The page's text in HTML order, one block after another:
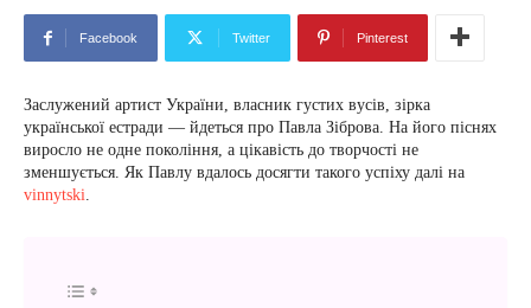
Facebook Twitter Pinterest
Заслужений артист України, власник густих вусів, зірка
української естради — йдеться про Павла Зіброва. На його піснях
виросло не одне покоління, а цікавість до творчості не
зменшується. Як Павлу вдалось досягти такого успіху далі на
vinnytski.